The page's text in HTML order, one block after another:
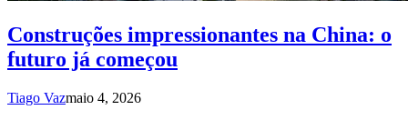
Construções impressionantes na China: o
futuro já começou
Tiago Vazmaio 4, 2026